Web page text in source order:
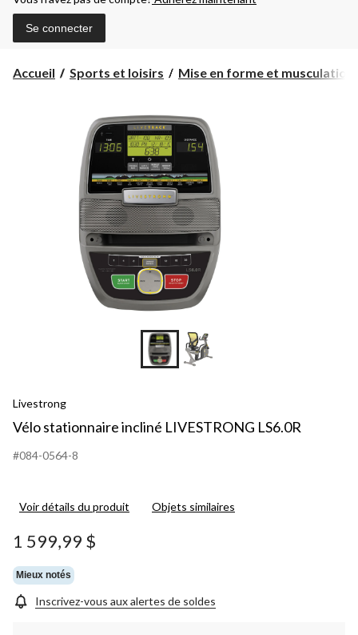
Se connecter
Accueil Sports et loisirs Mise en forme et musculation
Livestrong
Vélo stationnaire incliné LIVESTRONG LS6.0R
#084-0564-8
Voir détails du produit Objets similaires
1 599,99 $
Mieux notés
Inscrivez-vous aux alertes de soldes